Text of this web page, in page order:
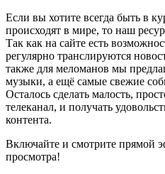
Если вы хотите всегда быть в
происходят в мире, то наш
Так как на сайте есть
регулярно транслируются
также для меломанов мы
музыки, а ещё самые свежие
Осталось сделать малость,
телеканал, и получать
контента.
Включайте и смотрите прямой
просмотра!